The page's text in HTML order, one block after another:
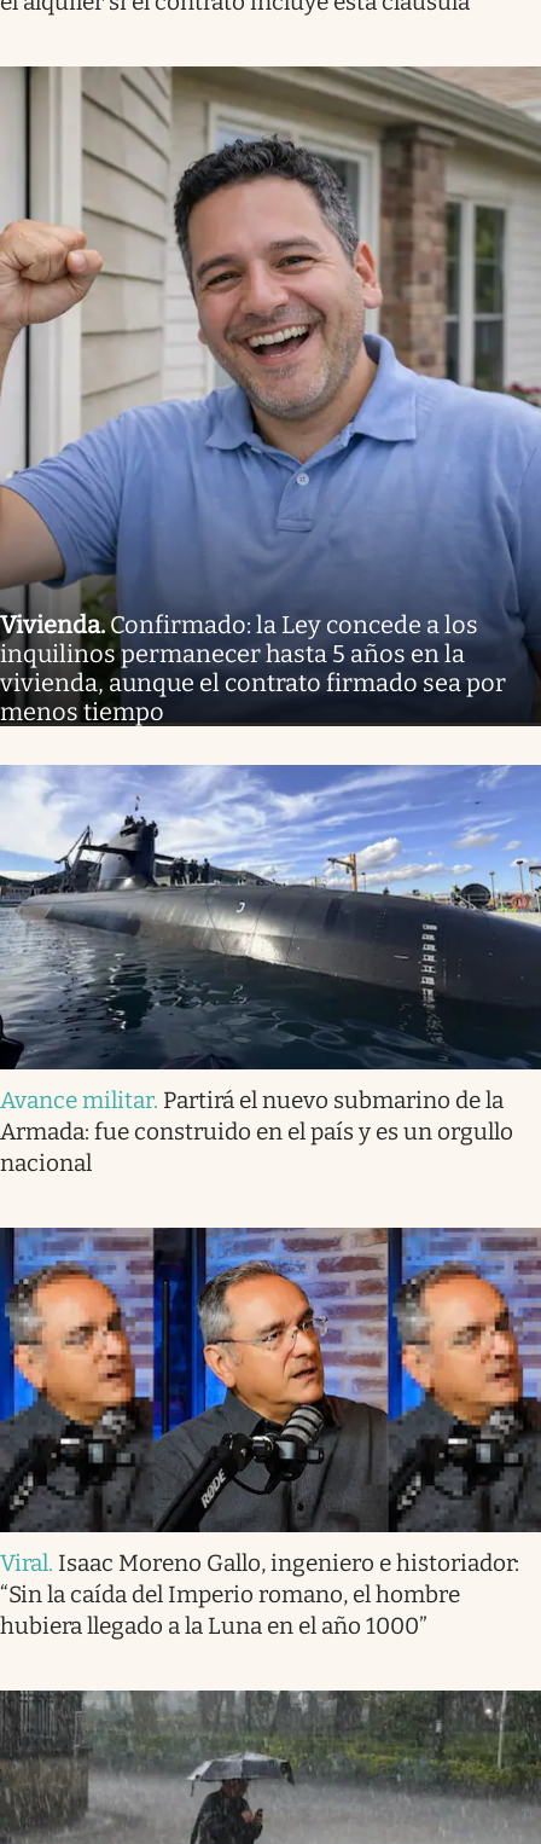
Vivienda.Confirmado: la Ley concede a los
inquilinos permanecer hasta 5 años en la
vivienda, aunque el contrato firmado sea por
menos tiempo
Avance militar. Partirá el nuevo submarino de la
Armada: fue construido en el país y es un orgullo
nacional
Viral. Isaac Moreno Gallo, ingeniero e historiador:
“Sin la caída del Imperio romano, el hombre
hubiera llegado a la Luna en el año 1000”